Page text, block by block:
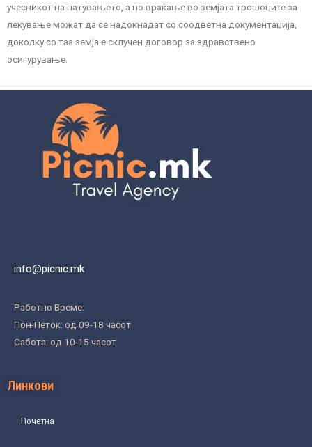
учесникот на патувањето, а по враќање во земјата трошоците за
лекување можат да се надокнадат со соодветна документација,
доколку со таа земја е склучен договор за здравствено
осигурување.
info@picnic.mk
Работно Време:
Пон-Петок: од 09-18 часот
Сабота: од 10-15 часот
Линкови
Почетна